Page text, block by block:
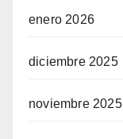
enero 2026
diciembre 2025
noviembre 2025